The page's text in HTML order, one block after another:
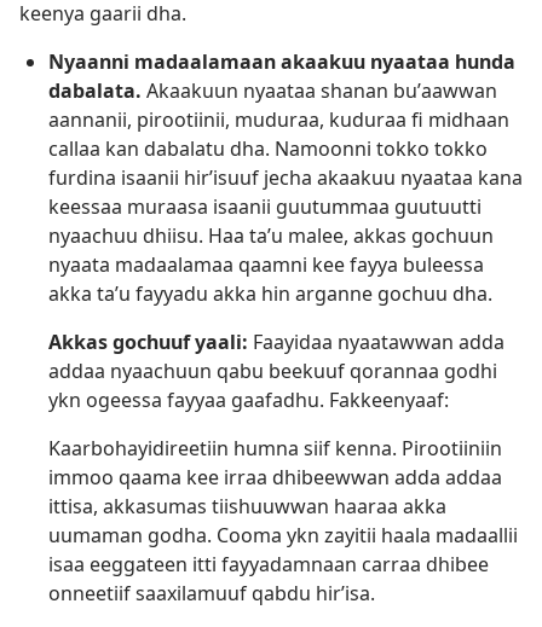
keenya gaarii dha.
Nyaanni madaalamaan akaakuu nyaataa hunda
dabalata. Akaakuun nyaataa shanan buʼaawwan
aannanii, pirootiinii, muduraa, kuduraa fi midhaan
callaa kan dabalatu dha. Namoonni tokko tokko
furdina isaanii hirʼisuuf jecha akaakuu nyaataa kana
keessaa muraasa isaanii guutummaa guutuutti
nyaachuu dhiisu. Haa taʼu malee, akkas gochuun
nyaata madaalamaa qaamni kee fayya buleessa
akka taʼu fayyadu akka hin arganne gochuu dha.
Akkas gochuuf yaali: Faayidaa nyaatawwan adda
addaa nyaachuun qabu beekuuf qorannaa godhi
ykn ogeessa fayyaa gaafadhu. Fakkeenyaaf:
Kaarbohayidireetiin humna siif kenna. Pirootiiniin
immoo qaama kee irraa dhibeewwan adda addaa
ittisa, akkasumas tiishuuwwan haaraa akka
uumaman godha. Cooma ykn zayitii haala madaallii
isaa eeggateen itti fayyadamnaan carraa dhibee
onneetiif saaxilamuuf qabdu hirʼisa.